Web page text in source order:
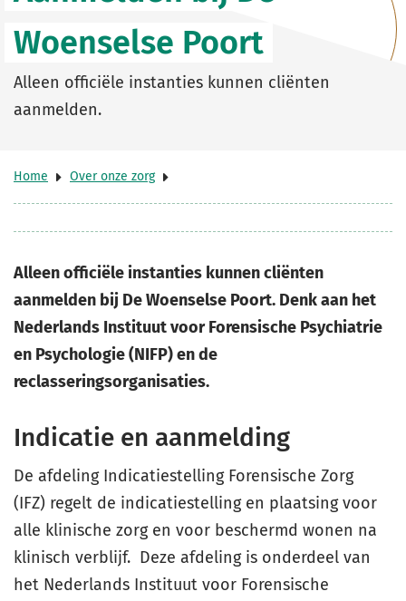
Woenselse Poort
Alleen officiële instanties kunnen cliënten
aanmelden.
Home Over onze zorg
Alleen officiële instanties kunnen cliënten
aanmelden bij De Woenselse Poort. Denk aan het
Nederlands Instituut voor Forensische Psychiatrie
en Psychologie (NIFP) en de
reclasseringsorganisaties.
Indicatie en aanmelding
De afdeling Indicatiestelling Forensische Zorg
(IFZ) regelt de indicatiestelling en plaatsing voor
alle klinische zorg en voor beschermd wonen na
klinisch verblijf. Deze afdeling is onderdeel van
het Nederlands Instituut voor Forensische